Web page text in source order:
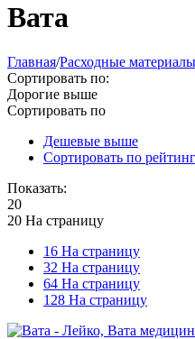
Вата
Главная/Расходные материалы
Сортировать по:
Дорогие выше
Сортировать по
Дешевые выше
Сортировать по
Показать:
20
20 На страницу
16 На страницу
32 На страницу
64 На страницу
128 На страницу